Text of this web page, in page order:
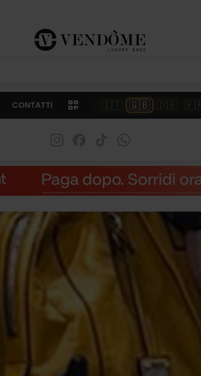
CONTATTI 🇮🇹 🇬🇧 🇩🇪